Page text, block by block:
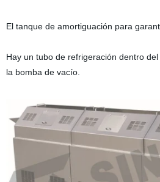
El tanque de amortiguación para
Hay un tubo de refrigeración dentro
la bomba de vacío.